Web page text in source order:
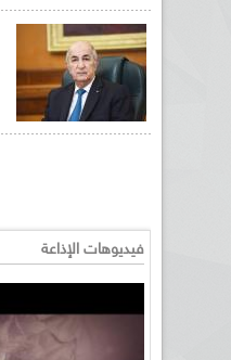
فيديوهات الإذاعة